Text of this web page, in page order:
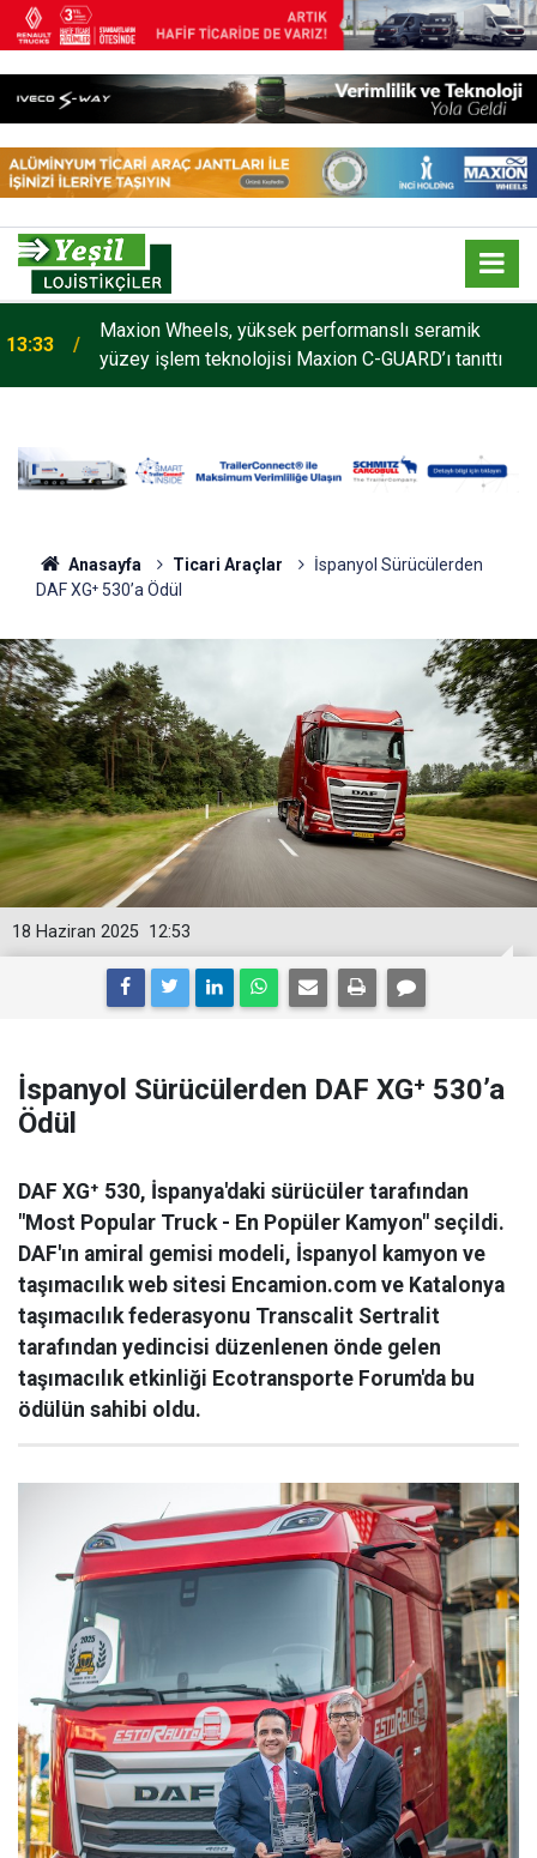
13:33
Maxion Wheels, yüksek performanslı seramik
yüzey işlem teknolojisi Maxion C-GUARD’ı tanıttı
Anasayfa Ticari Araçlar
İspanyol Sürücülerden
DAF XG⁺ 530’a Ödül
12:53
18 Haziran 2025
İspanyol Sürücülerden DAF XG⁺ 530’a
Ödül
DAF XG⁺ 530, İspanya'daki sürücüler tarafından
"Most Popular Truck - En Popüler Kamyon" seçildi.
DAF'ın amiral gemisi modeli, İspanyol kamyon ve
taşımacılık web sitesi Encamion.com ve Katalonya
taşımacılık federasyonu Transcalit Sertralit
tarafından yedincisi düzenlenen önde gelen
taşımacılık etkinliği Ecotransporte Forum'da bu
ödülün sahibi oldu.